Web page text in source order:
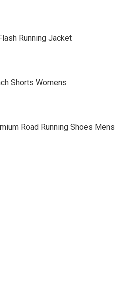
Running Jacket
Shorts Womens
Road Running Shoes Mens